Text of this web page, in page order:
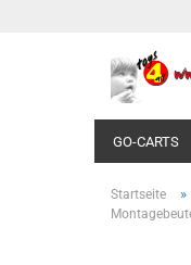
GO-CARTS
Startseite »